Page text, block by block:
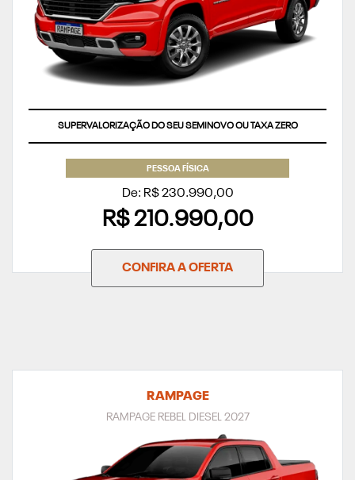
SUPERVALORIZAÇÃO DO SEU SEMINOVO OU TAXA ZERO
PESSOA FÍSICA
De: R$ 230.990,00
R$ 210.990,00
CONFIRA A OFERTA
RAMPAGE
RAMPAGE REBEL DIESEL 2027